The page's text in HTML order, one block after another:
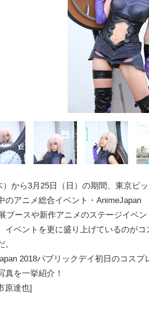
）から3月25日（日）の期間、東京ビッ
のアニメ総合イベント・AnimeJapan
ブースや新作アニメのステージイベン
イベントを更に盛り上げているのがコ
2018パブリックデイ初日のコスプ
真を一挙紹介！
原達也]